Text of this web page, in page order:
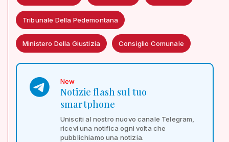
Tribunale Della Pedemontana
Ministero Della Giustizia Consiglio Comunale
New
Notizie flash sul tuo
smartphone
Unisciti al nostro nuovo canale Telegram,
ricevi una notifica ogni volta che
pubblichiamo una notizia.